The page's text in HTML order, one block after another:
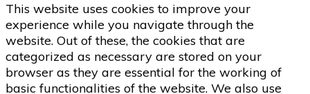
This website uses cookies to improve your
experience while you navigate through the
website. Out of these, the cookies that are
categorized as necessary are stored on your
browser as they are essential for the working of
basic functionalities of the website. We also use